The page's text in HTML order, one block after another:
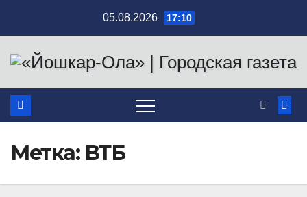
содержимому
05.08.2026 17:10
Метка: ВТБ